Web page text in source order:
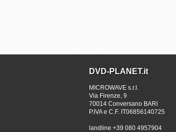
DVD-PLANET.it
MICROWAVE s.r.l.
Via Firenze, 9
70014 Conversano BARI
P.IVA e C.F. IT06856140725
landline +39 080 4957904